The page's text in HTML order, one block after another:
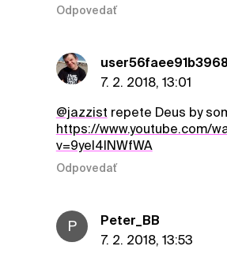
Odpovedať
user56faee91b3968
7. 2. 2018, 13:01
@jazzist repete Deus by
https://www.youtube.com/
v=9yel4INWfWA
Odpovedať
P
Peter_BB
7. 2. 2018, 13:53